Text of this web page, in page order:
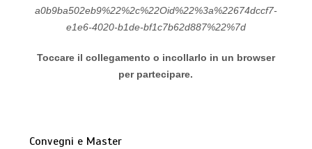
a0b9ba502eb9%22%2c%22Oid%22%3a%22674dccf7-
e1e6-4020-b1de-bf1c7b62d887%22%7d
Toccare il collegamento o incollarlo in un browser
per partecipare.
Convegni e Master